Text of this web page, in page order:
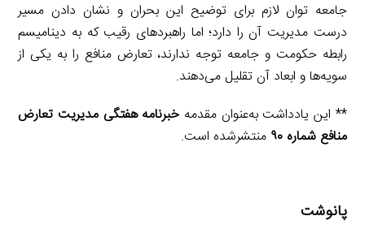
جامعه توان لازم برای توضیح این بحران و نشان دادن مسیر
درست مدیریت آن را دارد؛ اما راهبردهای رقیب که به دینامیسم
رابطه حکومت و جامعه توجه ندارند، تعارض منافع را به یکی از
سویه‌ها و ابعاد آن تقلیل می‌دهند.
** این یادداشت به‌عنوان مقدمه خبرنامه هفتگی مدیریت تعارض
منافع شماره ۹۰
منتشرشده است.
پانوشت